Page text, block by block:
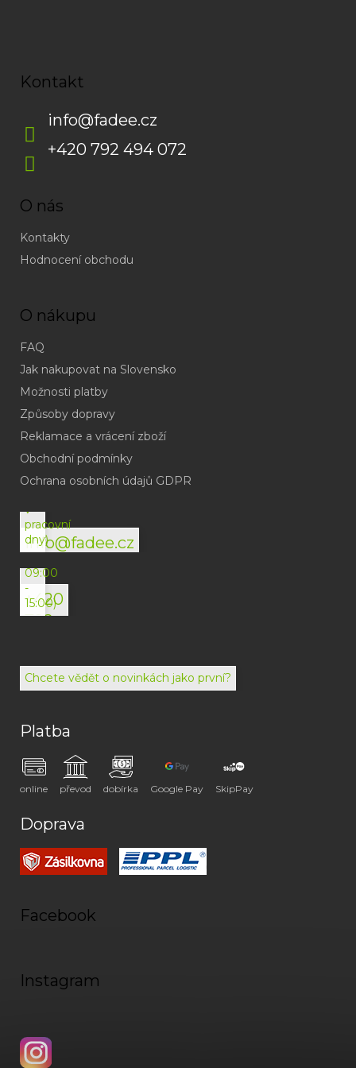
Kontakt
info@fadee.cz
+420 792 494 072
O nás
Kontakty
Hodnocení obchodu
O nákupu
FAQ
Jak nakupovat na Slovensko
Možnosti platby
Způsoby dopravy
Reklamace a vrácení zboží
Obchodní podmínky
Ochrana osobních údajů GDPR
info@fadee.cz
(odpověď
do
v
pracovní
dny)
+420
792
072
(Po-
09:00
-
15:00)
Chcete vědět o novinkách jako první?
Platba
online převod dobírka Google Pay SkipPay
Doprava
Facebook
Instagram